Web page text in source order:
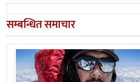
सम्बन्धित समाचार